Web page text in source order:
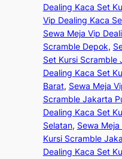
Dealing Kaca Set
Vip Dealing Kaca
Sewa Meja Vip
Scramble Depok,
Set Kursi Scramble
Dealing Kaca Set
Barat, Sewa Meja
Scramble Jakarta
Dealing Kaca Set
Selatan, Sewa
Kursi Scramble
Dealing Kaca Set